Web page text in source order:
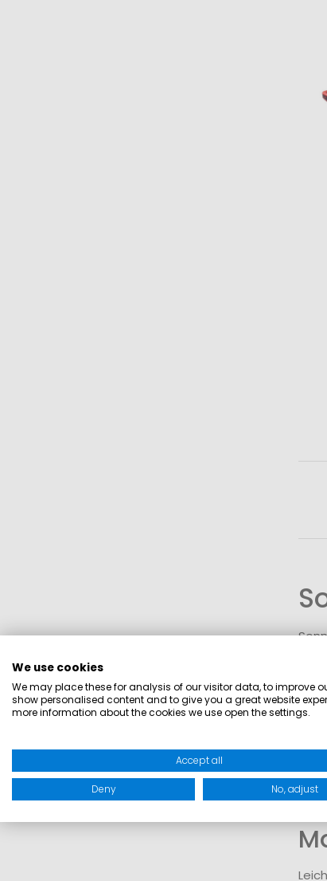
We use cookies
We may place these for analysis of our visitor data, to improve
show personalised content and to give you a great website
more information about the cookies we use open the settings.
Accept all
Deny No, adjust